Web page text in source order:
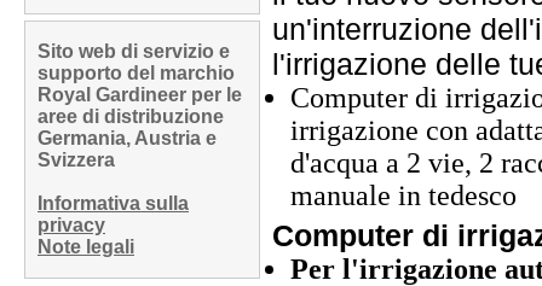
Sito web di servizio e
supporto del marchio
Royal Gardineer per le
aree di distribuzione
Germania, Austria e
Svizzera
Informativa sulla
privacy
Note legali
un'interruzione
l'irrigazione delle
Computer di
irrigazione con
d'acqua a 2 vie, 2
manuale in tedesco
Computer di
Per l'irrigazione